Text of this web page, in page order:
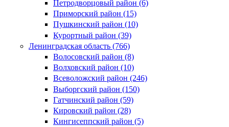
Петродворцовый район (6)
Приморский район (15)
Пушкинский район (10)
Курортный район (39)
Ленинградская область (766)
Волосовский район (8)
Волховский район (10)
Всеволожский район (246)
Выборгский район (150)
Гатчинский район (59)
Кировский район (28)
Кингисеппский район (5)